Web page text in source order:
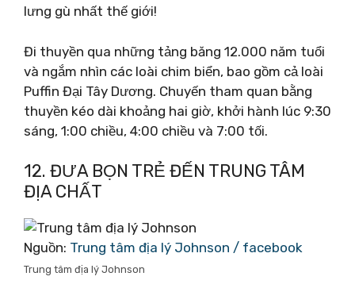
lưng gù nhất thế giới!
Đi thuyền qua những tảng băng 12.000 năm tuổi
và ngắm nhìn các loài chim biển, bao gồm cả loài
Puffin Đại Tây Dương. Chuyến tham quan bằng
thuyền kéo dài khoảng hai giờ, khởi hành lúc 9:30
sáng, 1:00 chiều, 4:00 chiều và 7:00 tối.
12. ĐƯA BỌN TRẺ ĐẾN TRUNG TÂM
ĐỊA CHẤT
Nguồn: Trung tâm địa lý Johnson / facebook
Trung tâm địa lý Johnson